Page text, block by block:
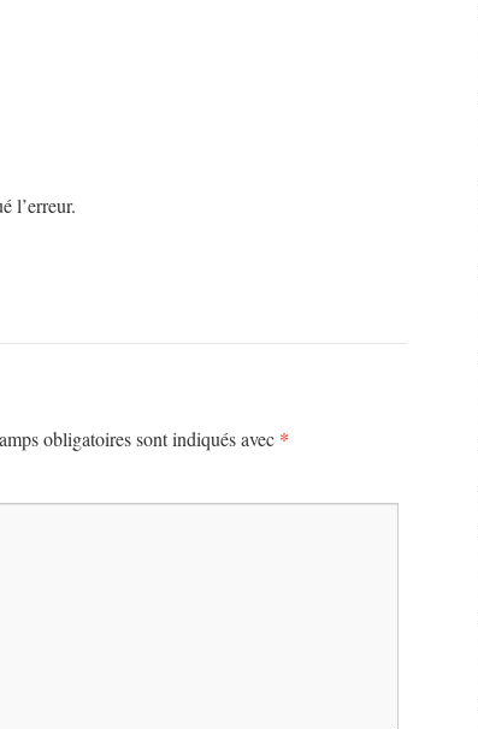
l’erreur.
obligatoires sont indiqués avec *